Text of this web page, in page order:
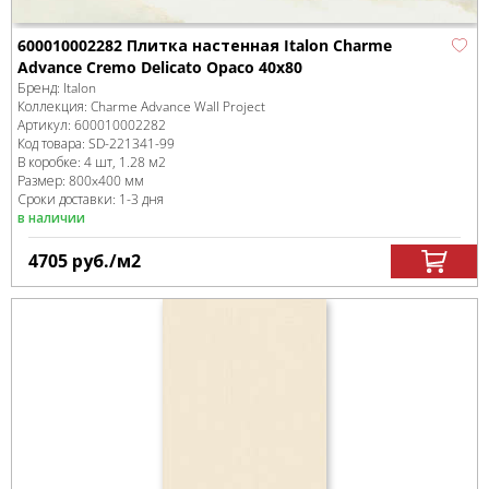
600010002282 Плитка настенная Italon Charme
Advance Cremo Delicato Opaco 40x80
Бренд: Italon
Коллекция: Charme Advance Wall Project
Артикул: 600010002282
Код товара: SD-221341-99
В коробке: 4 шт, 1.28 м2
Размер: 800x400 мм
Сроки доставки: 1-3 дня
в наличии
4705 руб./м2